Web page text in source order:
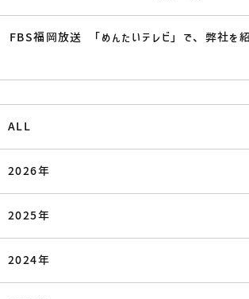
FBS福岡放送 「めんたいテレビ」で、弊社を紹
ALL
2026年
2025年
2024年